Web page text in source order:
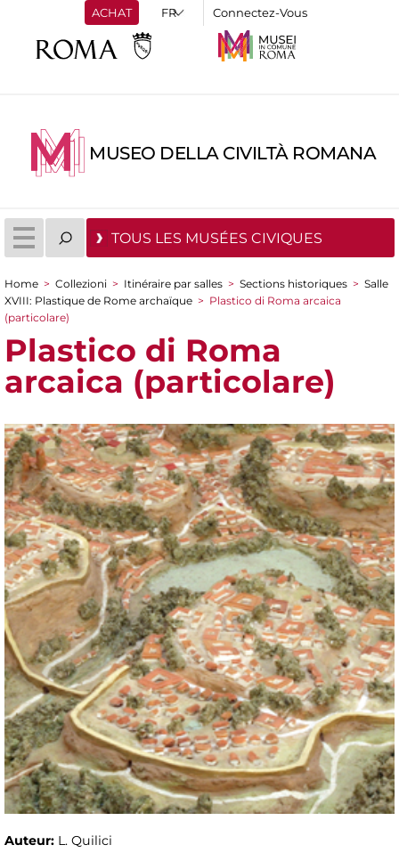
ACHAT Connectez-Vous
MUSEO DELLA CIVILTÀ ROMANA
TOUS LES MUSÉES CIVIQUES
You are here
Home > Collezioni > Itinéraire par salles > Sections historiques > Salle
XVIII: Plastique de Rome archaïque > Plastico di Roma arcaica
(particolare)
Plastico di Roma
arcaica (particolare)
Auteur: L. Quilici